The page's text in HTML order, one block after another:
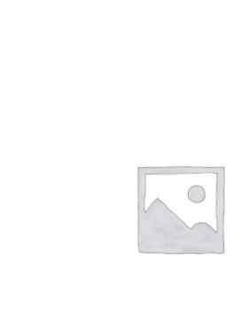
APERÇU